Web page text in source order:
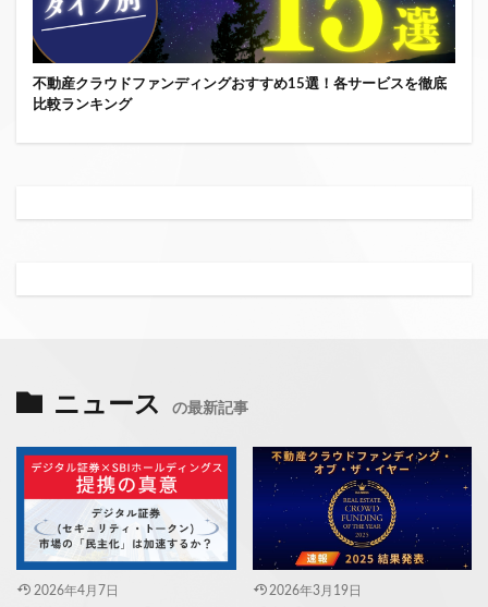
不動産クラウドファンディングおすすめ15選！各サービスを徹底
比較ランキング
ニュース の最新記事
2026年4月7日 2026年3月19日